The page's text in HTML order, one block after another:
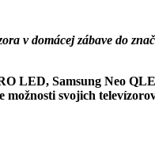
v domácej zábave do
LED, Samsung Neo
svojich